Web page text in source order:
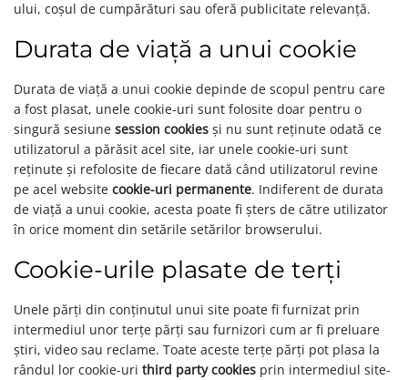
ului, coșul de cumpărături sau oferă publicitate relevanță.
Durata de viață a unui cookie
Durata de viață a unui cookie depinde de scopul pentru care
a fost plasat, unele cookie-uri sunt folosite doar pentru o
singură sesiune session cookies și nu sunt reținute odată ce
utilizatorul a părăsit acel site, iar unele cookie-uri sunt
reținute și refolosite de fiecare dată când utilizatorul revine
pe acel website cookie-uri permanente. Indiferent de durata
de viață a unui cookie, acesta poate fi șters de către utilizator
în orice moment din setările setărilor browserului.
Cookie-urile plasate de terți
Unele părți din conținutul unui site poate fi furnizat prin
intermediul unor terțe părți sau furnizori cum ar fi preluare
știri, video sau reclame. Toate aceste terțe părți pot plasa la
rândul lor cookie-uri third party cookies prin intermediul site-